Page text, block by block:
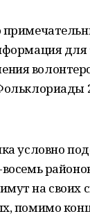
для
условно
восемь
на своих
помимо